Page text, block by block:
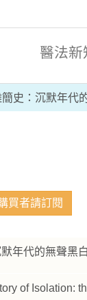
醫法新
簡史：沉默年代
買者請訂閱
默年代的無聲黑
of Isolation: